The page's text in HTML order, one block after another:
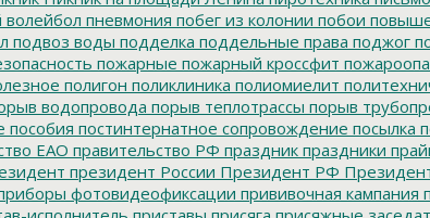
пневмония побег из колонии побои
подвоз воды подделка поддельные права поджог
пожарные пожарный кроссфит
полигон поликлиника полиомиелит
водопровода порыв теплотрассы порыв
пособия постинтернатное сопровождение посылка
ЕАО правительство РФ праздник праздники
президент России Президент РФ
фотовидеофиксации прививочная кампания